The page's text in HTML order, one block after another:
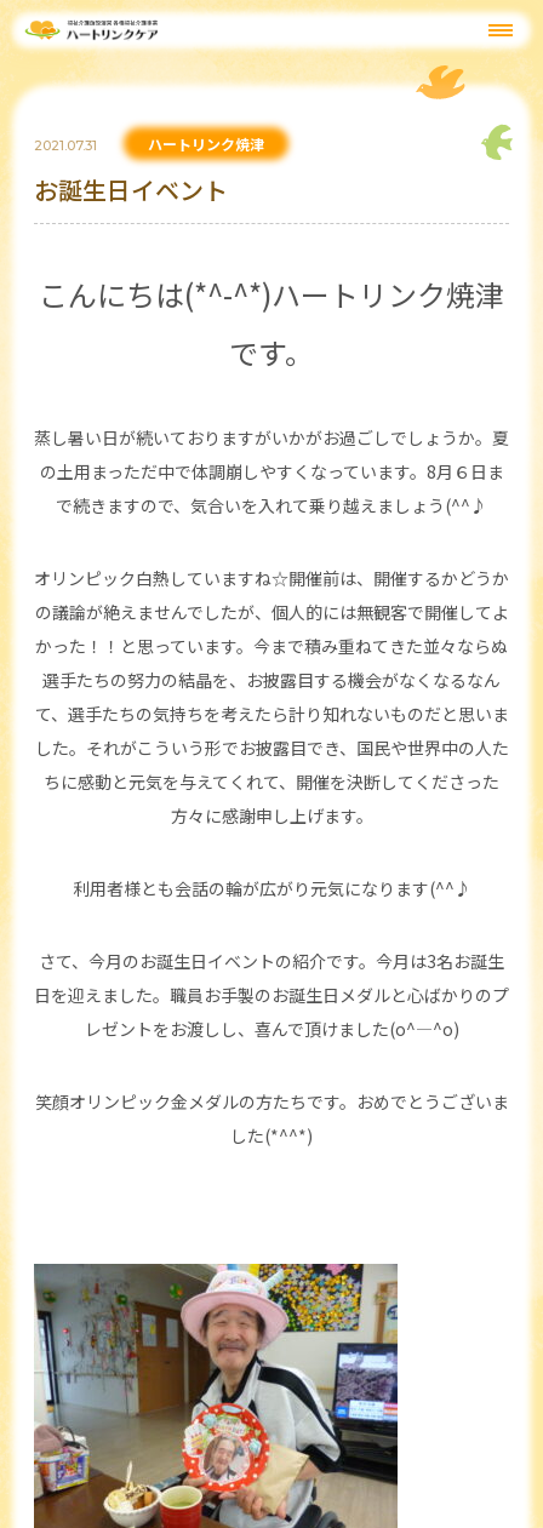
2021.07.31 ハートリンク焼津
お誕生日イベント
こんにちは(*^-^*)ハートリンク焼津
です。
蒸し暑い日が続いておりますがいかがお過ごしでしょうか。夏
の土用まっただ中で体調崩しやすくなっています。8月６日ま
で続きますので、気合いを入れて乗り越えましょう(^^♪
オリンピック白熱していますね☆開催前は、開催するかどうか
の議論が絶えませんでしたが、個人的には無観客で開催してよ
かった！！と思っています。今まで積み重ねてきた並々ならぬ
選手たちの努力の結晶を、お披露目する機会がなくなるなん
て、選手たちの気持ちを考えたら計り知れないものだと思いま
した。それがこういう形でお披露目でき、国民や世界中の人た
ちに感動と元気を与えてくれて、開催を決断してくださった
方々に感謝申し上げます。
利用者様とも会話の輪が広がり元気になります(^^♪
さて、今月のお誕生日イベントの紹介です。今月は3名お誕生
日を迎えました。職員お手製のお誕生日メダルと心ばかりのプ
レゼントをお渡しし、喜んで頂けました(o^―^o)
笑顔オリンピック金メダルの方たちです。おめでとうございま
した(*^^*)